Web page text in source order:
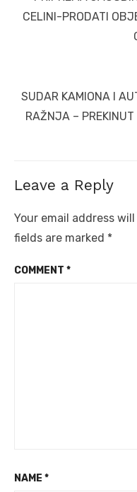
post:
CELINI-PRODATI
Next
post:
SUDAR KAMIONA I
RAŽNJA –
Leave a Reply
Your email address
fields are marked *
COMMENT *
NAME *